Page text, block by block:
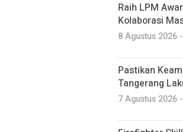
Raih LPM
Kolaborasi
8 Agustus 2026
Pastikan
Tangerang
7 Agustus 2026